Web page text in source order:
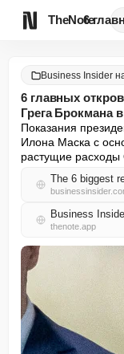
TheNote
Business Insider
6 главных
Грега Брокмана
Показания
Илона Маска с
растущие расходы
Business
thenote.app